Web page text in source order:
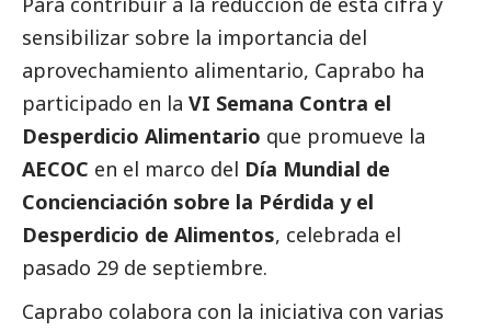
sensibilizar sobre la importancia del
aprovechamiento alimentario, Caprabo ha
participado en la VI Semana Contra el
Desperdicio Alimentario que promueve la
AECOC en el marco del Día Mundial de
Concienciación sobre la Pérdida y el
Desperdicio de Alimentos, celebrada el
pasado 29 de septiembre.
Caprabo colabora con la iniciativa con varias